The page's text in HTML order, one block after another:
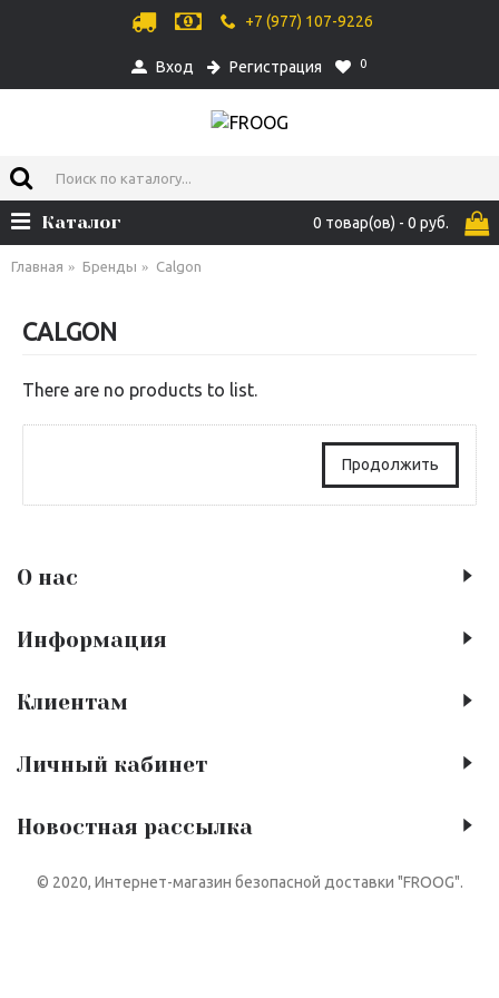
+7 (977) 107-9226
Вход Регистрация 0
0 товар(ов) - 0 руб.
Каталог
Главная Бренды Calgon
CALGON
There are no products to list.
Продолжить
О нас
Информация
Клиентам
Личный кабинет
Новостная рассылка
© 2020, Интернет-магазин безопасной доставки "FROOG".